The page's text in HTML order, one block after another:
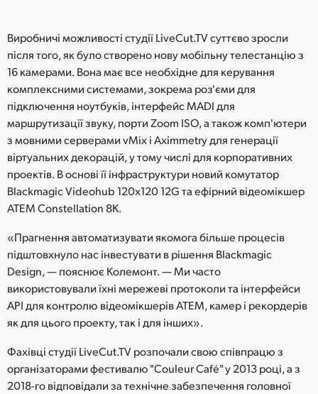
Виробничі можливості студії LiveCut.TV суттєво зросли
після того, як було створено нову мобільну телестанцію з
16 камерами. Вона має все необхідне для керування
комплексними системами, зокрема роз'єми для
підключення ноутбуків, інтерфейс MADI для
маршрутизації звуку, порти Zoom ISO, а також комп'ютери
з мовними серверами vMix і Aximmetry для генерації
віртуальних декорацій, у тому числі для корпоративних
проектів. В основі її інфраструктури новий комутатор
Blackmagic Videohub 120x120 12G та ефірний відеомікшер
ATEM Constellation 8K.
«Прагнення автоматизувати якомога більше процесів
підштовхнуло нас інвестувати в рішення Blackmagic
Design, — пояснює Колемонт. — Ми часто
використовували їхні мережеві протоколи та інтерфейси
API для контролю відеомікшерів ATEM, камер і рекордерів
як для цього проекту, так і для інших».
Фахівці студії LiveCut.TV розпочали свою співпрацю з
організаторами фестивалю "Couleur Café" у 2013 році, а з
2018-го відповідали за технічне забезпечення головної